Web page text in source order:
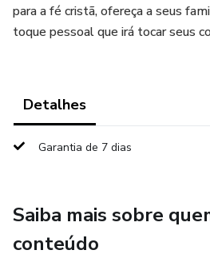
para a fé cristã, ofereça a seus
toque pessoal que irá tocar seus
Detalhes
Garantia de 7 dias
Saiba mais sobre
conteúdo